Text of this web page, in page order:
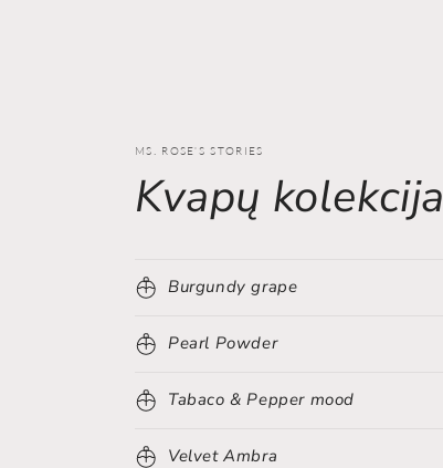
MS. ROSE'S STORIES
Kvapų kolekcija
Burgundy grape
Pearl Powder
Tabaco & Pepper mood
Velvet Ambra